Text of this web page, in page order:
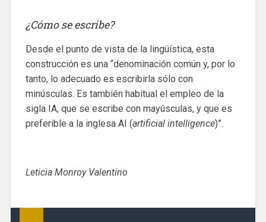
¿Cómo se escribe?
Desde el punto de vista de la lingüística, esta
construcción es una “denominación común y, por lo
tanto, lo adecuado es escribirla sólo con
minúsculas. Es también habitual el empleo de la
sigla IA, que se escribe con mayúsculas, y que es
preferible a la inglesa AI (artificial intelligence)”.
Leticia Monroy Valentino